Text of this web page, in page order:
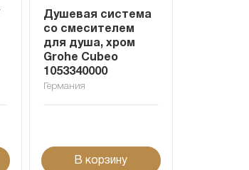
Душевая система
со смесителем
для душа, хром
Grohe Cubeo
1053340000
Германия
В корзину